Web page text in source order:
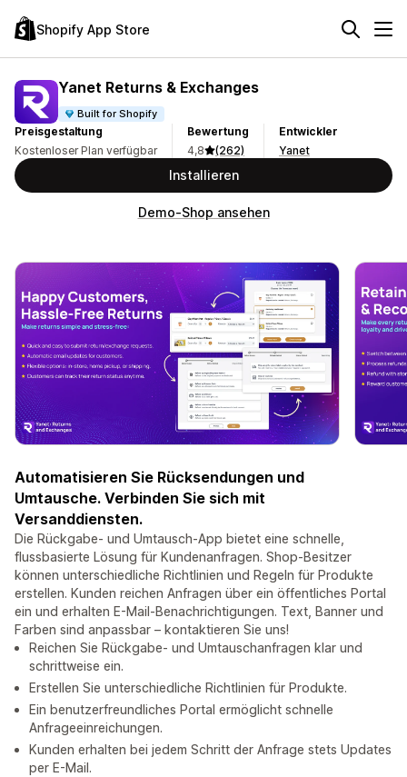
Shopify App Store
Yanet Returns & Exchanges
Built for Shopify
Preisgestaltung
Kostenloser Plan verfügbar
Bewertung
4,8
(262)
Entwickler
Yanet
Installieren
Demo-Shop ansehen
Automatisieren Sie Rücksendungen und
Umtausche. Verbinden Sie sich mit
Versanddiensten.
Die Rückgabe- und Umtausch-App bietet eine schnelle,
flussbasierte Lösung für Kundenanfragen. Shop-Besitzer
können unterschiedliche Richtlinien und Regeln für Produkte
erstellen. Kunden reichen Anfragen über ein öffentliches Portal
ein und erhalten E-Mail-Benachrichtigungen. Text, Banner und
Farben sind anpassbar – kontaktieren Sie uns!
Reichen Sie Rückgabe- und Umtauschanfragen klar und
schrittweise ein.
Erstellen Sie unterschiedliche Richtlinien für Produkte.
Ein benutzerfreundliches Portal ermöglicht schnelle
Anfrageeinreichungen.
Kunden erhalten bei jedem Schritt der Anfrage stets Updates
per E-Mail.